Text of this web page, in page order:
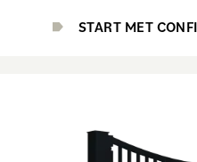
START MET